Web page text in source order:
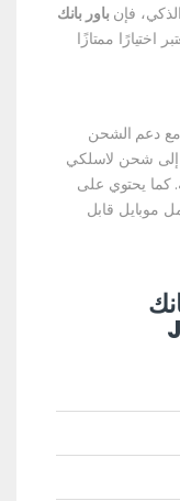
فإنباور بانك
اختيارًا ممتازًا
مع دعم الشحن
إلى شحن لاسلكي
كما يحتوي على
موبايل قابل